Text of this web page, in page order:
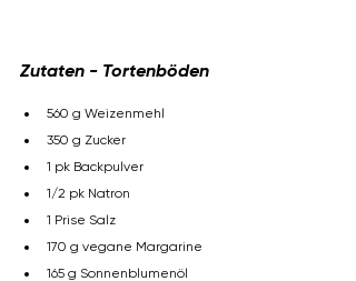
Zutaten - Tortenböden
560 g Weizenmehl
350 g Zucker
1 pk Backpulver
1/2 pk Natron
1 Prise Salz
170 g vegane Margarine
165 g Sonnenblumenöl